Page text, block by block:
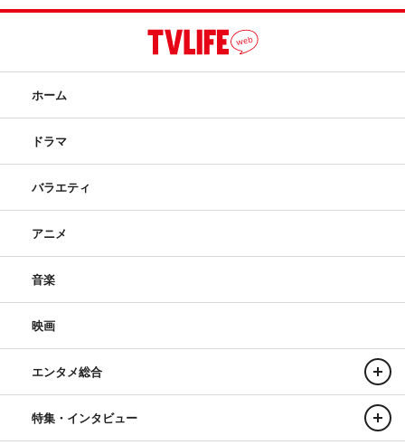
ホーム
ドラマ
バラエティ
アニメ
音楽
映画
エンタメ総合
特集・インタビュー